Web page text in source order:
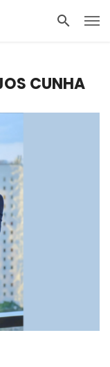
CUNHA